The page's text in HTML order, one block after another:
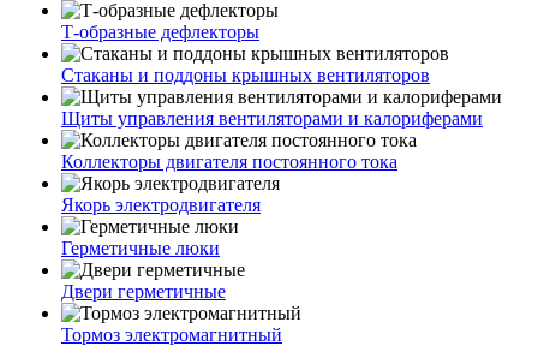
Т-образные дефлекторы
Стаканы и поддоны крышных вентиляторов
Щиты управления вентиляторами и калориферами
Коллекторы двигателя постоянного тока
Якорь электродвигателя
Герметичные люки
Двери герметичные
Тормоз электромагнитный